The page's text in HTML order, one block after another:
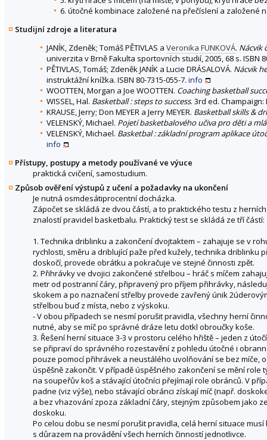
6. útočné kombinace založené na přečíslení a založené
Studijní zdroje a literatura
JANÍK, Zdeněk; Tomáš PĚTIVLAS a Veronika FUNKOVÁ. Nácvik
univerzita v Brně Fakulta sportovních studií, 2005, 68 s. ISBN
PĚTIVLAS, Tomáš; Zdeněk JANÍK a Lucie DRÁSALOVÁ. Nácvik
instruktážní knížka. ISBN 80-7315-055-7. info
WOOTTEN, Morgan a Joe WOOTTEN. Coaching basketball
WISSEL, Hal. Basketball : steps to success. 3rd ed. Champaign:
KRAUSE, Jerry; Don MEYER a Jerry MEYER. Basketball skills &
VELENSKÝ, Michael. Pojetí basketbalového učiva pro děti a
VELENSKÝ, Michael. Basketbal : základní program aplikace
info
Přístupy, postupy a metody používané ve výuce
praktická cvičení, samostudium.
Způsob ověření výstupů z učení a požadavky na ukončení
Je nutná osmdesátiprocentní docházka.
Zápočet se skládá ze dvou částí, a to praktického testu z
znalostí pravidel basketbalu. Praktický test se skládá ze tří částí:
1. Technika driblinku a zakončení dvojtaktem – zahajuje se v
rychlosti, směru a driblující paže před kužely, technika driblinku
doskočí, provede obrátku a pokračuje ve stejné činnosti zpět.
2. Přihrávky ve dvojici zakončené střelbou – hráč s míčem
metr od postranní čáry, připravený pro příjem přihrávky,
skokem a po naznačení střelby provede zavřený únik
střelbou buď z místa, nebo z výskoku.
- V obou případech se nesmí porušit pravidla, všechny herní
nutné, aby se míč po správné dráze letu dotkl obroučky koše.
3. Řešení herní situace 3-3 v prostoru celého hřiště – jeden z
se připraví do správného rozestavění z pohledu útočné i
pouze pomocí přihrávek a neustálého uvolňování se bez míče,
úspěšně zakončit. V případě úspěšného zakončení se mění
na soupeřův koš a stávající útočníci přejímají role obránců. V
padne (viz výše), nebo stávající obránci získají míč (např.
a bez vhazování zpoza základní čáry, stejným způsobem jako
doskoku.
Po celou dobu se nesmí porušit pravidla, celá herní situace
s důrazem na provádění všech herních činností jednotlivce.